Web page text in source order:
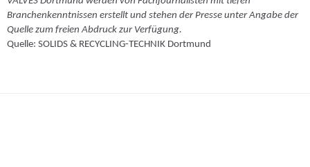
Branchenkenntnissen erstellt und stehen der Presse unter Angabe der
Quelle zum freien Abdruck zur Verfügung.
Quelle: SOLIDS & RECYCLING-TECHNIK Dortmund